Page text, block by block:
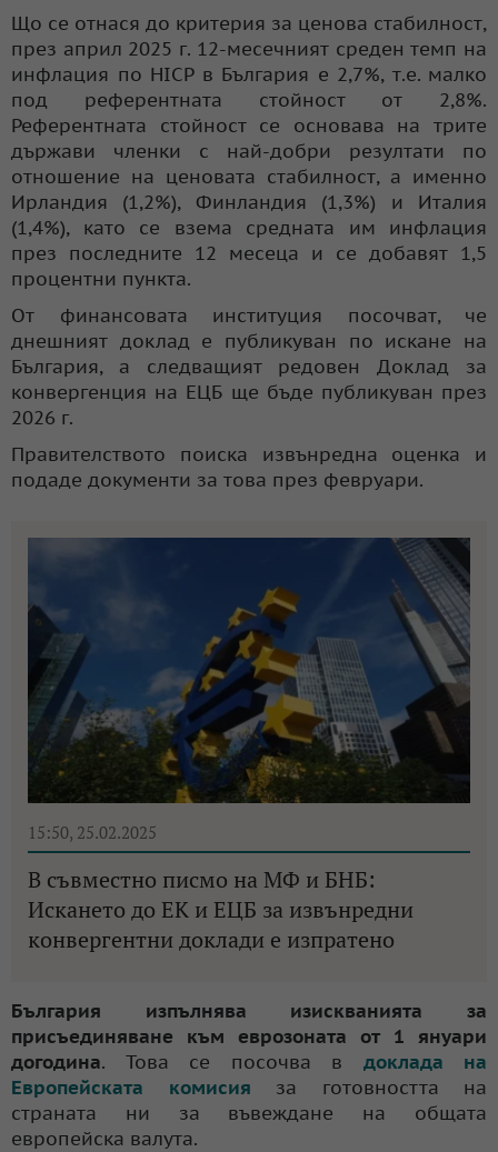
Що се отнася до критерия за ценова стабилност,
през април 2025 г. 12-месечният среден темп на
инфлация по HICP в България е 2,7%, т.е. малко
под референтната стойност от 2,8%.
Референтната стойност се основава на трите
държави членки с най-добри резултати по
отношение на ценовата стабилност, а именно
Ирландия (1,2%), Финландия (1,3%) и Италия
(1,4%), като се взема средната им инфлация
през последните 12 месеца и се добавят 1,5
процентни пункта.
От финансовата институция посочват, че
днешният доклад е публикуван по искане на
България, а следващият редовен Доклад за
конвергенция на ЕЦБ ще бъде публикуван през
2026 г.
Правителството поиска извънредна оценка и
подаде документи за това през февруари.
15:50, 25.02.2025
В съвместно писмо на МФ и БНБ:
Искането до ЕК и ЕЦБ за извънредни
конвергентни доклади е изпратено
България изпълнява изискванията за
присъединяване към еврозоната от 1 януари
догодина. Това се посочва в доклада на
Европейската комисия за готовността на
страната ни за въвеждане на общата
европейска валута.